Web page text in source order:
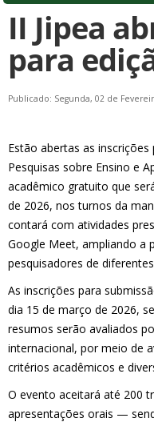
II Jipea
para
Publicado: Segunda, 02 de
Estão abertas as
Pesquisas sobre Ensino e
acadêmico gratuito que
de 2026, nos turnos da
contará com atividades
Google Meet, ampliando a
pesquisadores de
As inscrições para
dia 15 de março de 2026,
resumos serão avaliados
internacional, por meio de
critérios acadêmicos e
O evento aceitará até 200
apresentações orais —